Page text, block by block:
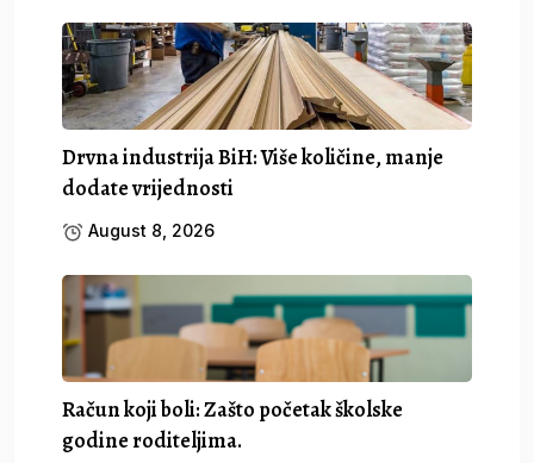
Drvna industrija BiH: Više količine, manje
dodate vrijednosti
August 8, 2026
Račun koji boli: Zašto početak školske
godine roditeljima.